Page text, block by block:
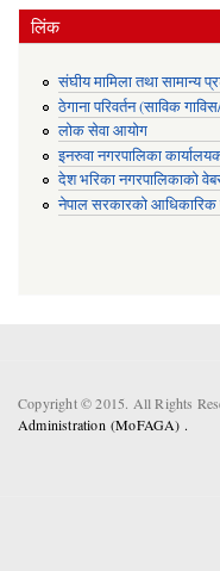
लिंक
संघीय मामिला तथा सामान्य
ठेगाना परिवर्तन (साविक
लोक सेवा आयोग
इनरुवा नगरपालिका
देश भरिका नगरपालिकाको
नेपाल सरकारको आधिकारिक
Copyright © 2015. All Rights
Administration (MoFAGA) .